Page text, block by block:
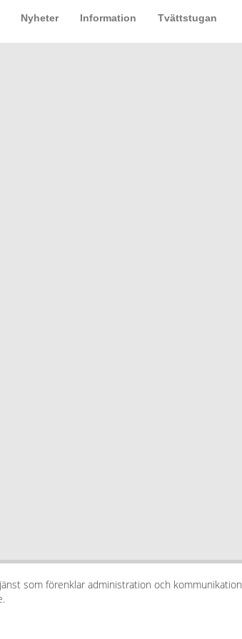
Nyheter Information Tvättstugan
som förenklar administration och kommunikation